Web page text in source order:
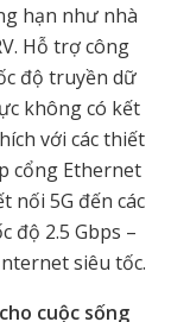
hạn như nhà
Hỗ trợ công
độ truyền dữ
không có kết
với các thiết
cổng Ethernet
nối 5G đến các
độ 2.5 Gbps –
siêu tốc.
cuộc sống